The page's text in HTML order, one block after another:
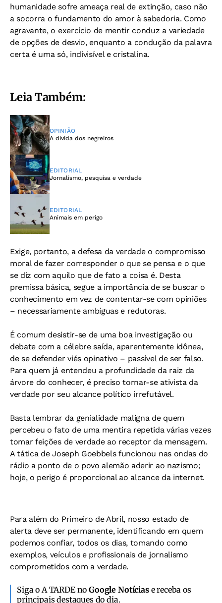
humanidade sofre ameaça real de extinção, caso não
a socorra o fundamento do amor à sabedoria. Como
agravante, o exercício de mentir conduz a variedade
de opções de desvio, enquanto a condução da palavra
certa é uma só, indivisível e cristalina.
Leia Também:
OPINIÃO
A dívida dos negreiros
EDITORIAL
Jornalismo, pesquisa e verdade
EDITORIAL
Animais em perigo
Exige, portanto, a defesa da verdade o compromisso
moral de fazer corresponder o que se pensa e o que
se diz com aquilo que de fato a coisa é. Desta
premissa básica, segue a importância de se buscar o
conhecimento em vez de contentar-se com opiniões
– necessariamente ambíguas e redutoras.
É comum desistir-se de uma boa investigação ou
debate com a célebre saída, aparentemente idônea,
de se defender viés opinativo – passível de ser falso.
Para quem já entendeu a profundidade da raiz da
árvore do conhecer, é preciso tornar-se ativista da
verdade por seu alcance político irrefutável.
Basta lembrar da genialidade maligna de quem
percebeu o fato de uma mentira repetida várias vezes
tomar feições de verdade ao receptor da mensagem.
A tática de Joseph Goebbels funcionou nas ondas do
rádio a ponto de o povo alemão aderir ao nazismo;
hoje, o perigo é proporcional ao alcance da internet.
Para além do Primeiro de Abril, nosso estado de
alerta deve ser permanente, identificando em quem
podemos confiar, todos os dias, tomando como
exemplos, veículos e profissionais de jornalismo
comprometidos com a verdade.
Siga o A TARDE noGoogle Notíciase receba os
principais destaques do dia.